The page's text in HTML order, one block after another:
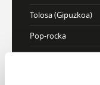
Tolosa (Gipuzkoa)
Pop-rocka